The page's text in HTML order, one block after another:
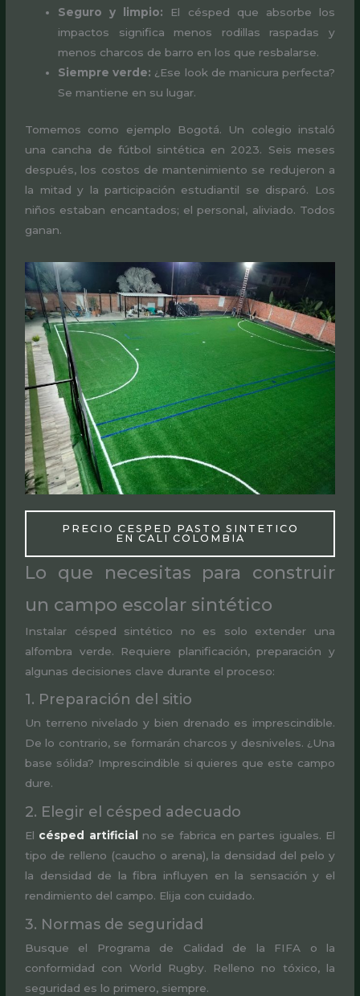
Seguro y limpio: El césped que absorbe los
impactos significa menos rodillas raspadas y
menos charcos de barro en los que resbalarse.
Siempre verde: ¿Ese look de manicura perfecta?
Se mantiene en su lugar.
Tomemos como ejemplo Bogotá. Un colegio instaló
una cancha de fútbol sintética en 2023. Seis meses
después, los costos de mantenimiento se redujeron a
la mitad y la participación estudiantil se disparó. Los
niños estaban encantados; el personal, aliviado. Todos
ganan.
PRECIO CESPED PASTO SINTETICO
EN CALI COLOMBIA
Lo que necesitas para construir
un campo escolar sintético
Instalar césped sintético no es solo extender una
alfombra verde. Requiere planificación, preparación y
algunas decisiones clave durante el proceso:
1. Preparación del sitio
Un terreno nivelado y bien drenado es imprescindible.
De lo contrario, se formarán charcos y desniveles. ¿Una
base sólida? Imprescindible si quieres que este campo
dure.
2. Elegir el césped adecuado
El césped artificial
no se fabrica en partes iguales. El
tipo de relleno (caucho o arena), la densidad del pelo y
la densidad de la fibra influyen en la sensación y el
rendimiento del campo. Elija con cuidado.
3. Normas de seguridad
Busque el Programa de Calidad de la FIFA o la
conformidad con World Rugby. Relleno no tóxico, la
seguridad es lo primero, siempre.